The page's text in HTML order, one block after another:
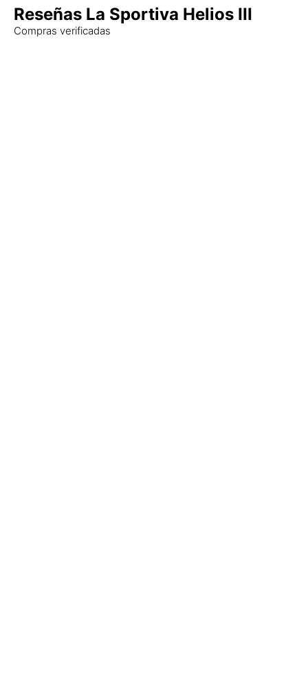
Reseñas La Sportiva Helios III
Compras verificadas